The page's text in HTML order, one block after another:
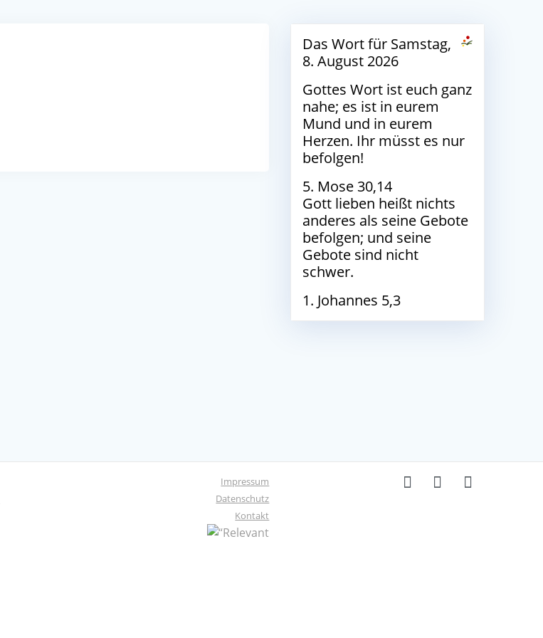
Das Wort für Samstag,
8. August 2026
Gottes Wort ist euch ganz
nahe; es ist in eurem
Mund und in eurem
Herzen. Ihr müsst es nur
befolgen!
5. Mose 30,14
Gott lieben heißt nichts
anderes als seine Gebote
befolgen; und seine
Gebote sind nicht
schwer.
1. Johannes 5,3
Impressum
Datenschutz
Kontakt